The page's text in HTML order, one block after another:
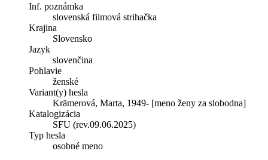
Inf. poznámka
slovenská filmová strihačka
Krajina
Slovensko
Jazyk
slovenčina
Pohlavie
ženské
Variant(y) hesla
Krämerová, Marta, 1949- [meno ženy za slobodna]
Katalogizácia
SFU (rev.09.06.2025)
Typ hesla
osobné meno